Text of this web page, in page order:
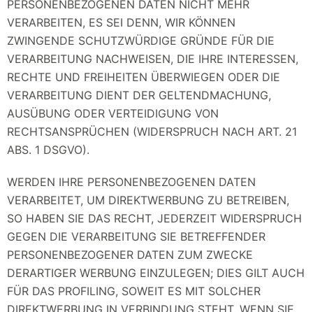
PERSONENBEZOGENEN DATEN NICHT MEHR
VERARBEITEN, ES SEI DENN, WIR KÖNNEN
ZWINGENDE SCHUTZWÜRDIGE GRÜNDE FÜR DIE
VERARBEITUNG NACHWEISEN, DIE IHRE INTERESSEN,
RECHTE UND FREIHEITEN ÜBERWIEGEN ODER DIE
VERARBEITUNG DIENT DER GELTENDMACHUNG,
AUSÜBUNG ODER VERTEIDIGUNG VON
RECHTSANSPRÜCHEN (WIDERSPRUCH NACH ART. 21
ABS. 1 DSGVO).
WERDEN IHRE PERSONENBEZOGENEN DATEN
VERARBEITET, UM DIREKTWERBUNG ZU BETREIBEN,
SO HABEN SIE DAS RECHT, JEDERZEIT WIDERSPRUCH
GEGEN DIE VERARBEITUNG SIE BETREFFENDER
PERSONENBEZOGENER DATEN ZUM ZWECKE
DERARTIGER WERBUNG EINZULEGEN; DIES GILT AUCH
FÜR DAS PROFILING, SOWEIT ES MIT SOLCHER
DIREKTWERBUNG IN VERBINDUNG STEHT. WENN SIE